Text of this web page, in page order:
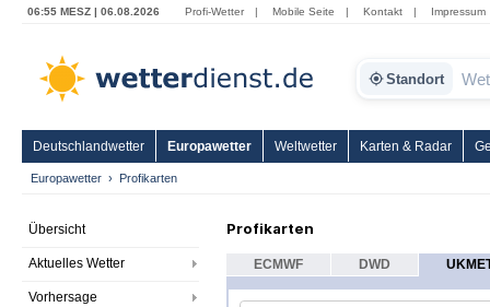
06:55 MESZ | 06.08.2026 Profi-Wetter | Mobile Seite | Kontakt | Impressum
Standort
Deutschlandwetter Europawetter Weltwetter Karten & Radar
Europawetter Profikarten
Übersicht
Aktuelles Wetter
Vorhersage
Profikarten
ECMWF DWD